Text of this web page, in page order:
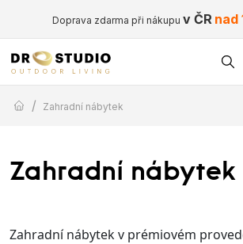
Doprava zdarma při nákupu v ČR nad
/ Zahradní nábytek
Zahradní nábytek
Zahradní nábytek v prémiovém